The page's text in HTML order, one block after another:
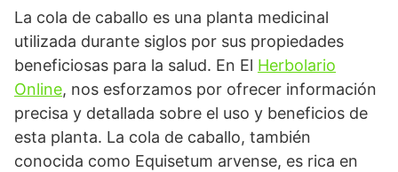
La cola de caballo es una planta medicinal
utilizada durante siglos por sus propiedades
beneficiosas para la salud. En El Herbolario
Online, nos esforzamos por ofrecer información
precisa y detallada sobre el uso y beneficios de
esta planta. La cola de caballo, también
conocida como Equisetum arvense, es rica en